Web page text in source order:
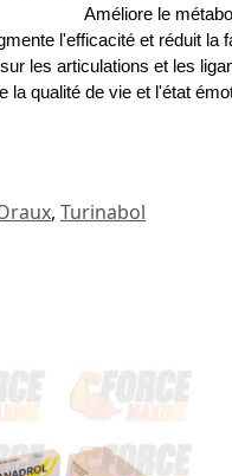
Améliore le
l'efficacité et réduit la
les articulations et les
la qualité de vie et l'état
, Turinabol